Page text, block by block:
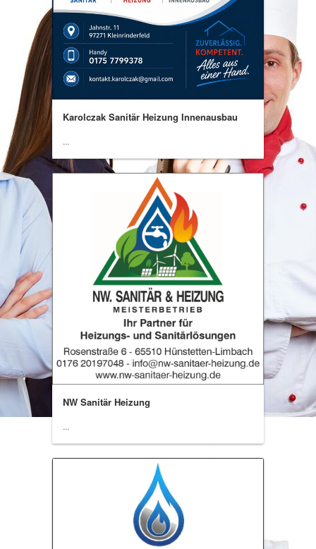
Karolczak Sanitär Heizung Innenausbau
...
NW Sanitär Heizung
...